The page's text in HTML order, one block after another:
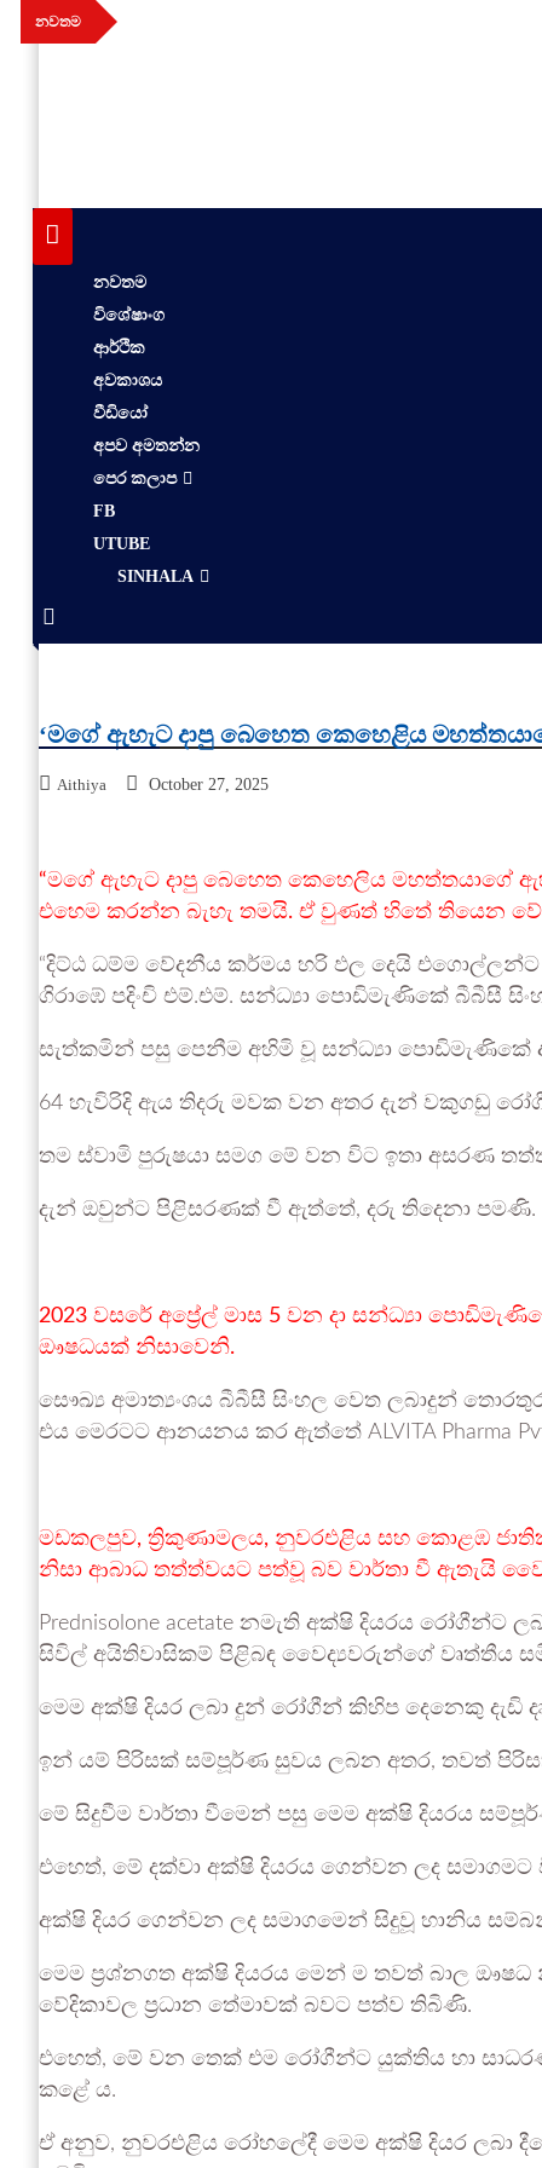
Skip
to
නවතම
aithiya
Human Rights News
නවතම
විශේෂාංග
ආර්ථික
අවකාශය
වීඩියෝ
අපව අමතන්න
පෙර කලාප
FB
UTUBE
SINHALA
‘මගේ ඇහැට දාපු බෙහෙත කෙහෙළිය
Aithiya October 27, 2025
“මගේ ඇහැට දාපු බෙහෙත කෙහෙලිය මහත්තයාගේ
එහෙම කරන්න බැහැ තමයි. ඒ වුණත් හිතේ තියෙන
“දිට්ඨ ධම්ම වේදනීය කර්මය හරි ඵල දෙයි
ගිරාඹේ පදිංචි එම්.එම්. සන්ධ්‍යා පොඩිමැණිකේ බීබීසී
සැත්කමින් පසු පෙනීම අහිමි වූ සන්ධ්‍යා පොඩිමැණිකේ
64 හැවිරිදි ඇය තිදරු මවක වන අතර දැන් වකුගඩු
තම ස්වාමි පුරුෂයා සමග මේ වන විට ඉතා අසරණ
දැන් ඔවුන්ට පිළිසරණක් වී ඇත්තේ, දරු තිදෙනා පමණි.
2023 වසරේ අප්‍රේල් මාස 5 වන දා සන්ධ්‍යා
ඖෂධයක් නිසාවෙනි.
සෞඛ්‍ය අමාත්‍යංශය බීබීසී සිංහල වෙත ලබාදුන්
එය මෙරටට ආනයනය කර ඇත්තේ ALVITA Pharma
මඩකලපුව, ත්‍රිකුණාමලය, නුවරඑළිය සහ කොළඹ
නිසා ආබාධ තත්ත්වයට පත්වූ බව වාර්තා වී ඇතැයි
Prednisolone acetate නමැති අක්ෂි දියරය
සිවිල් අයිතිවාසිකම් පිළිබඳ වෛද්‍යවරුන්ගේ වෘත්තීය
මෙම අක්ෂි දියර ලබා දුන් රෝගීන් කිහිප දෙනෙකු දැඩි
ඉන් යම් පිරිසක් සම්පූර්ණ සුවය ලබන අතර, තවත්
මේ සිදුවීම වාර්තා වීමෙන් පසු මෙම අක්ෂි දියරය
එහෙත්, මේ දක්වා අක්ෂි දියරය ගෙන්වන ලද
අක්ෂි දියර ගෙන්වන ලද සමාගමෙන් සිදුවූ හානිය
මෙම ප්‍රශ්නගත අක්ෂි දියරය මෙන් ම තවත් බාල
වේදිකාවල ප්‍රධාන තේමාවක් බවට පත්ව තිබිණි.
එහෙත්, මේ වන තෙක් එම රෝගීන්ට යුක්තිය හා
කළේ ය.
ඒ අනුව, නුවරඑළිය රෝහලේදී මෙම අක්ෂි දියර ලබා